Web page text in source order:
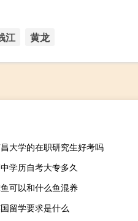
江 黄龙
大学的在职研究生好考吗
学历自考大专多久
可以和什么鱼混养
留学要求是什么